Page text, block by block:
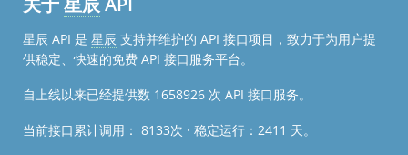
星辰 API 是 星辰 支持并维护的 API 接口项目，致力于为用户提
供稳定、快速的免费 API 接口服务平台。
自上线以来已经提供数 1658926 次 API 接口服务。
当前接口累计调用： 8133次 · 稳定运行： 2411 天。